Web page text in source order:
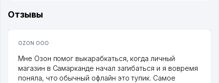
Отзывы
OZON ООО
Мне Озон помог выкарабкаться, когда личный
магазин в Самарканде начал загибаться и я вовремя
поняла, что обычный офлайн это тупик. Самое